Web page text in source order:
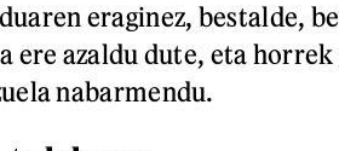
eraginez, bestalde,
ere azaldu dute, eta
nabarmendu.